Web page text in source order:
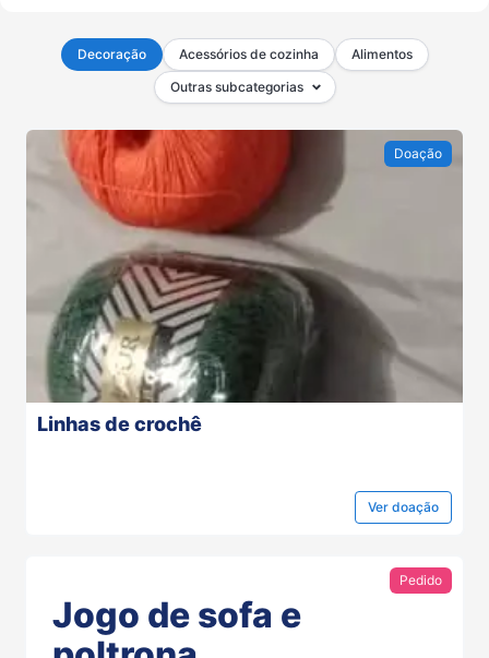
Decoração Acessórios de cozinha
Alimentos
Outras subcategorias
Doação
Linhas de crochê
Ver doação
Pedido
Jogo de sofa e